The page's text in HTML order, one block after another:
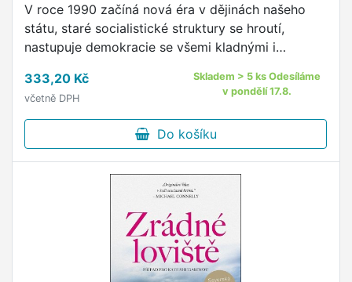
V roce 1990 začíná nová éra v dějinách našeho
státu, staré socialistické struktury se hroutí,
nastupuje demokracie se všemi kladnými i
nevyjímaje.
333,20 Kč
včetně DPH
Skladem > 5 ks Odesíláme
v pondělí 17.8.
Do košíku